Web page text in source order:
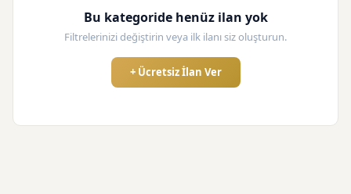
Bu kategoride henüz ilan yok
Filtrelerinizi değiştirin veya ilk ilanı siz oluşturun.
+ Ücretsiz İlan Ver